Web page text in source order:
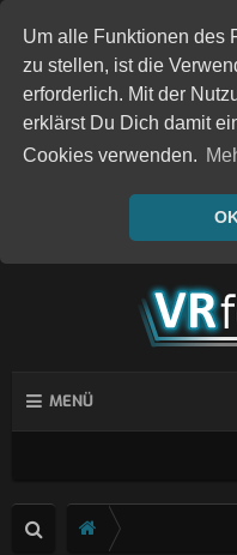
Um alle Funktionen des
zu stellen, ist die
erforderlich. Mit der
erklärst Du Dich damit
Cookies verwenden.
MENÜ